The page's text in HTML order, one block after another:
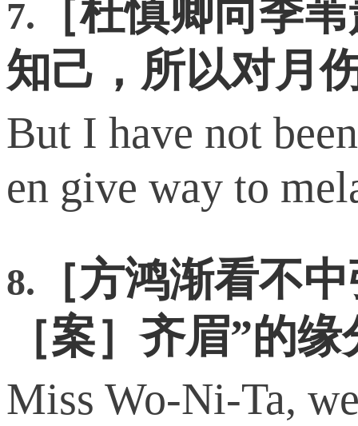
7.
［杜慎卿向季
知己，所以对月
But I have not
en give way to
8.
［方鸿渐看不
［案］齐眉”的
Miss Wo-Ni-Ta,